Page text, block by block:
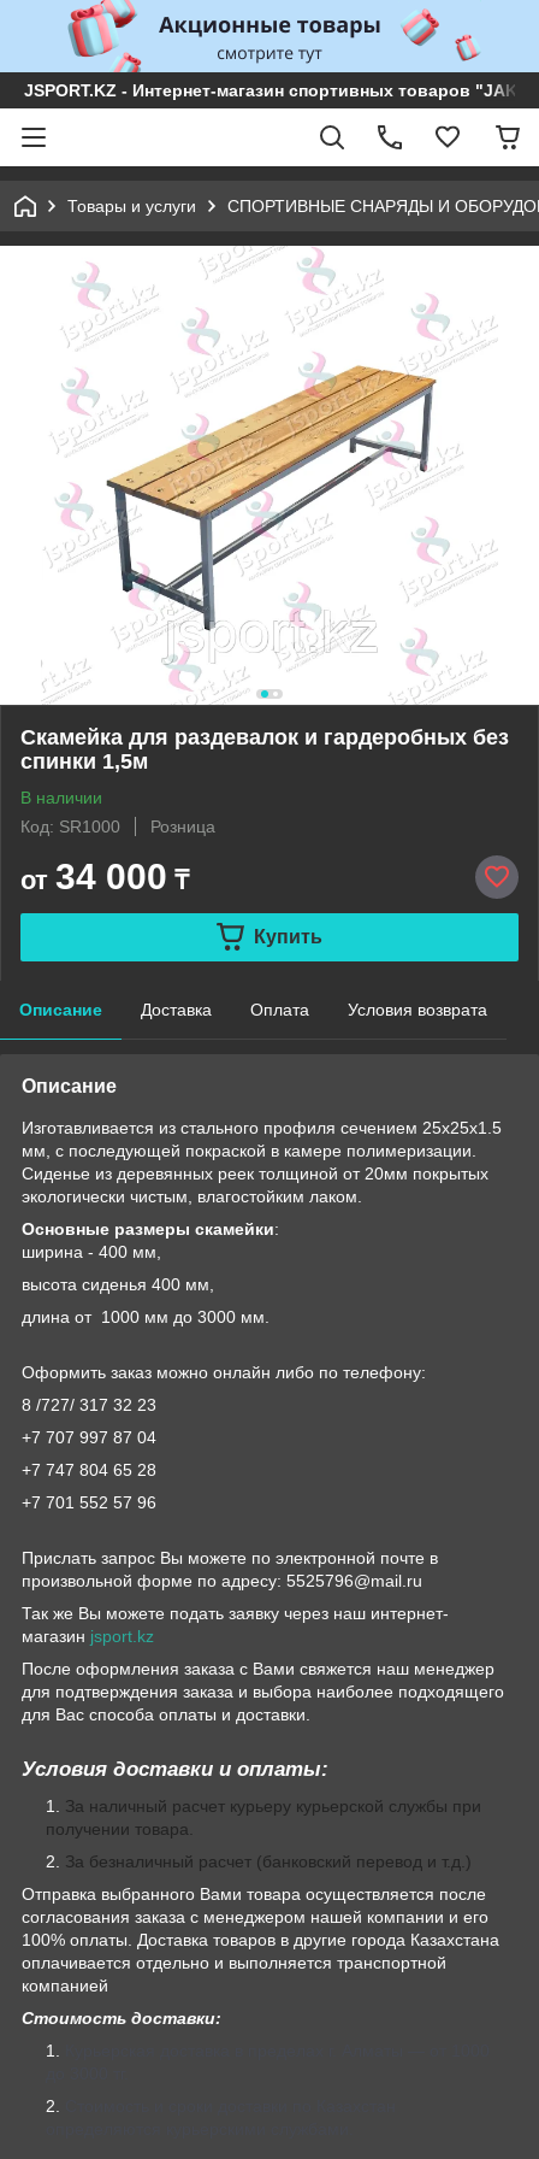
JSPORT.KZ - Интернет-магазин спортивных товаров
Товары и услуги СПОРТИВНЫЕ СНАРЯДЫ И
Скамейка для раздевалок и гардеробных без
спинки 1,5м
В наличии
Код: SR1000
Розница
от 34 000 ₸
Купить
Описание Доставка Оплата Условия возврата
Описание
Изготавливается из стального профиля сечением 25х25х1.5
мм, с последующей покраской в камере полимеризации.
Сиденье из деревянных реек толщиной от 20мм покрытых
экологически чистым, влагостойким лаком.
Основные размеры скамейки:
ширина - 400 мм,
высота сиденья 400 мм,
длина от 1000 мм до 3000 мм.
Оформить заказ можно онлайн либо по телефону:
8 /727/ 317 32 23
+7 707 997 87 04
+7 747 804 65 28
+7 701 552 57 96
Прислать запрос Вы можете по электронной почте в
произвольной форме по адресу: 5525796@mail.ru
Так же Вы можете подать заявку через наш интернет-
магазин jsport.kz
После оформления заказа с Вами свяжется наш менеджер
для подтверждения заказа и выбора наиболее подходящего
для Вас способа оплаты и доставки.
Условия доставки и оплаты:
За наличный расчет курьеру курьерской службы при
получении товара.
За безналичный расчет (банковский перевод и т.д.)
Отправка выбранного Вами товара осуществляется после
согласования заказа с менеджером нашей компании и его
100% оплаты. Доставка товаров в другие города Казахстана
оплачивается отдельно и выполняется транспортной
компанией
Стоимость доставки: